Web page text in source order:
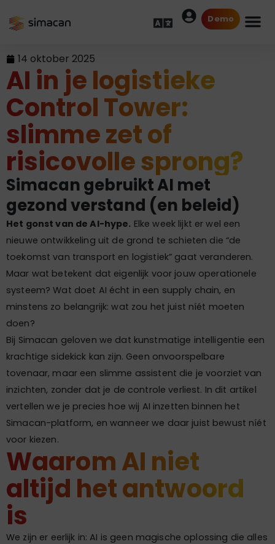
Demo
14 oktober 2025
AI in je logistieke
Control Tower:
slimme zet of
risicovolle sprong?
Simacan gebruikt AI met
gezond verstand (en beleid)
Het gonst van de AI-hype. Elke week lijkt er wel een
nieuwe ontwikkeling uit de grond te schieten die “de
toekomst van transport en logistiek” gaat veranderen.
Maar wat betekent dat eigenlijk voor jouw operationele
systeem? Wat doet AI écht in een supply chain, en
minstens zo belangrijk: wat zou het juist níét moeten
doen?
Bij Simacan geloven we dat kunstmatige intelligentie een
krachtige sidekick kan zijn. Geen onvoorspelbare
tovenaar, maar een slimme assistent die je voorziet van
inzichten, zonder dat je de controle verliest. In dit artikel
vertellen we je precies hoe wij AI inzetten binnen het
Simacan-platform, en wanneer we daar juist bewust níét
voor kiezen.
Waarom AI niet
altijd het antwoord
is
We zijn er eerlijk in: AI is geen magische oplossing die alles